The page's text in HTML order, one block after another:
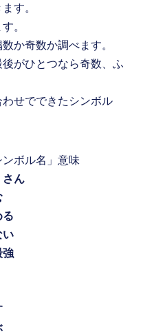
す。
。
か奇数か調べます。
がひとつなら奇数、ふ
せでできたシンボル
ンボル名」意味
さん
る
い
強